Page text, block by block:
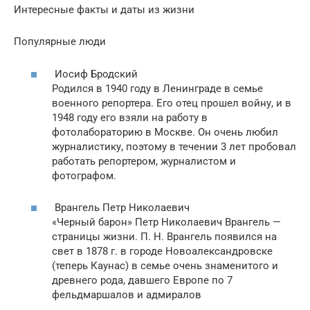
Интересные факты и даты из жизни
Популярные люди
Иосиф Бродский
Родился в 1940 году в Ленинграде в семье
военного репортера. Его отец прошел войну, и в
1948 году его взяли на работу в
фотолабораторию в Москве. Он очень любил
журналистику, поэтому в течении 3 лет пробовал
работать репортером, журналистом и
фотографом.
Врангель Петр Николаевич
«Черный барон» Петр Николаевич Врангель —
страницы жизни. П. Н. Врангель появился на
свет в 1878 г. в городе Новоалександровске
(теперь Каунас) в семье очень знаменитого и
древнего рода, давшего Европе по 7
фельдмаршалов и адмиралов